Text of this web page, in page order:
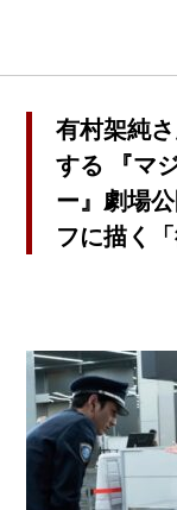
有村架純
する 『マ
ー』劇場
フに描く